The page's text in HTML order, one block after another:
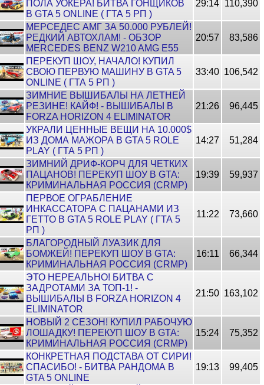
ПОЛА УОКЕРА! БИТВА ГОНЩИКОВ
В GTA 5 ONLINE ( ГТА 5 РП )
29:14 110,390
МЕРСЕДЕС АМГ ЗА 50.000 РУБЛЕЙ!
РЕДКИЙ АВТОХЛАМ! - ОБЗОР
MERCEDES BENZ W210 AMG E55
20:57 83,586
ПЕРЕКУП ШОУ, НАЧАЛО! КУПИЛ
СВОЮ ПЕРВУЮ МАШИНУ В GTA 5
ONLINE ( ГТА 5 РП )
33:40 106,542
ЗИМНИЕ ВЫШИБАЛЫ НА ЛЕТНЕЙ
РЕЗИНЕ! КАЙФ! - ВЫШИБАЛЫ В
FORZA HORIZON 4 ELIMINATOR
21:26 96,445
УКРАЛИ ЦЕННЫЕ ВЕЩИ НА 10.000$
ИЗ ДОМА МАЖОРА В GTA 5 ROLE
PLAY ( ГТА 5 РП )
14:27 51,284
ЗИМНИЙ ДРИФ-КОРЧ ДЛЯ ЧЕТКИХ
ПАЦАНОВ! ПЕРЕКУП ШОУ В GTA:
КРИМИНАЛЬНАЯ РОССИЯ (CRMP)
19:39 59,937
ПЕРВОЕ ОГРАБЛЕНИЕ
ИНКАССАТОРА С ПАЦАНАМИ ИЗ
ГЕТТО В GTA 5 ROLE PLAY ( ГТА 5
РП )
11:22 73,660
БЛАГОРОДНЫЙ ЛУАЗИК ДЛЯ
БОМЖЕЙ! ПЕРЕКУП ШОУ В GTA:
КРИМИНАЛЬНАЯ РОССИЯ (CRMP)
16:11 66,344
ЭТО НЕРЕАЛЬНО! БИТВА С
ЗАДРОТАМИ ЗА ТОП-1! -
ВЫШИБАЛЫ В FORZA HORIZON 4
ELIMINATOR
21:50 163,102
НОВЫЙ 2 СЕЗОН! КУПИЛ РАБОЧУЮ
ЛОШАДКУ! ПЕРЕКУП ШОУ В GTA:
КРИМИНАЛЬНАЯ РОССИЯ (CRMP)
15:24 75,352
КОНКРЕТНАЯ ПОДСТАВА ОТ СИРИ!
СПАСИБО! - БИТВА РАНДОМА В
GTA 5 ONLINE
19:13 99,405